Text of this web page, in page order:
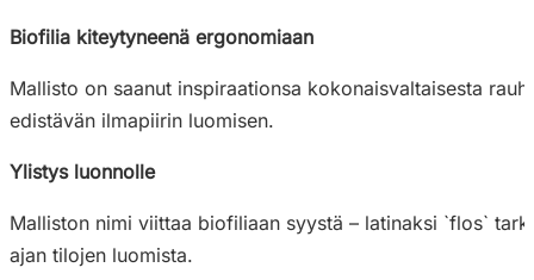
Biofilia kiteytyneenä ergonomiaan
Mallisto on saanut inspiraationsa kokonaisvaltaisesta
edistävän ilmapiirin luomisen.
Ylistys luonnolle
Malliston nimi viittaa biofiliaan syystä – latinaksi `flos`
ajan tilojen luomista.